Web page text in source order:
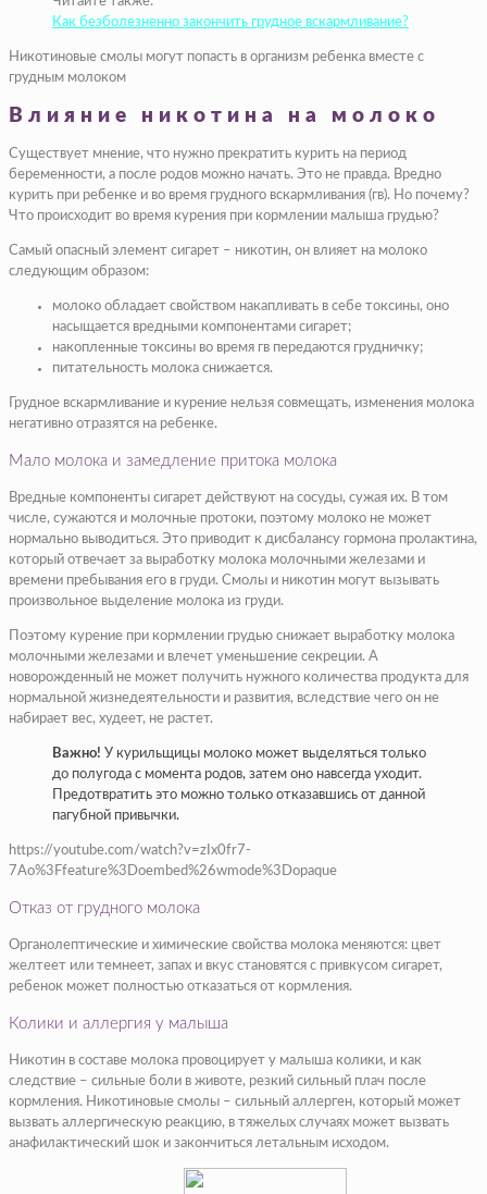
Как безболезненно закончить грудное вскармливание?
Никотиновые смолы могут попасть в организм ребенка вместе с
грудным молоком
Влияние никотина на молоко
Существует мнение, что нужно прекратить курить на период
беременности, а после родов можно начать. Это не правда. Вредно
курить при ребенке и во время грудного вскармливания (гв). Но почему?
Что происходит во время курения при кормлении малыша грудью?
Самый опасный элемент сигарет – никотин, он влияет на молоко
следующим образом:
молоко обладает свойством накапливать в себе токсины, оно
насыщается вредными компонентами сигарет;
накопленные токсины во время гв передаются грудничку;
питательность молока снижается.
Грудное вскармливание и курение нельзя совмещать, изменения молока
негативно отразятся на ребенке.
Мало молока и замедление притока молока
Вредные компоненты сигарет действуют на сосуды, сужая их. В том
числе, сужаются и молочные протоки, поэтому молоко не может
нормально выводиться. Это приводит к дисбалансу гормона пролактина,
который отвечает за выработку молока молочными железами и
времени пребывания его в груди. Смолы и никотин могут вызывать
произвольное выделение молока из груди.
Поэтому курение при кормлении грудью снижает выработку молока
молочными железами и влечет уменьшение секреции. А
новорожденный не может получить нужного количества продукта для
нормальной жизнедеятельности и развития, вследствие чего он не
набирает вес, худеет, не растет.
Важно! У курильщицы молоко может выделяться только
до полугода с момента родов, затем оно навсегда уходит.
Предотвратить это можно только отказавшись от данной
пагубной привычки.
https://youtube.com/watch?v=zIx0fr7-
7Ao%3Ffeature%3Doembed%26wmode%3Dopaque
Отказ от грудного молока
Органолептические и химические свойства молока меняются: цвет
желтеет или темнеет, запах и вкус становятся с привкусом сигарет,
ребенок может полностью отказаться от кормления.
Колики и аллергия у малыша
Никотин в составе молока провоцирует у малыша колики, и как
следствие – сильные боли в животе, резкий сильный плач после
кормления. Никотиновые смолы – сильный аллерген, который может
вызвать аллергическую реакцию, в тяжелых случаях может вызвать
анафилактический шок и закончиться летальным исходом.